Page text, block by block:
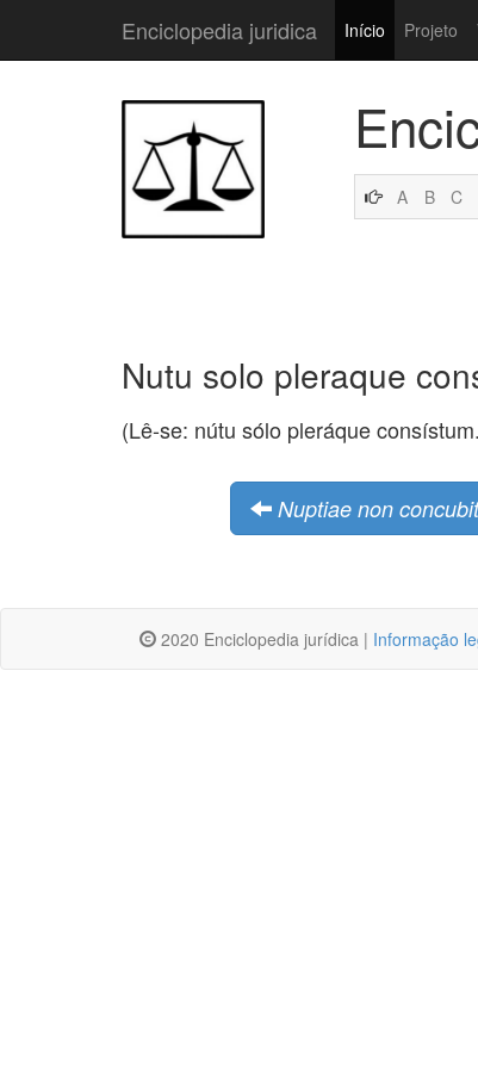
Enciclopedia juridica Início Projeto
A B C
Nutu solo pleraque
(Lê-se: nútu sólo pleráque
Nuptiae non
2020 Enciclopedia jurídica | Informação